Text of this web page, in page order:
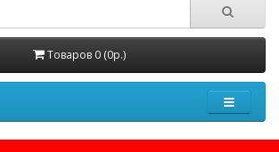
Товаров 0 (0р.)